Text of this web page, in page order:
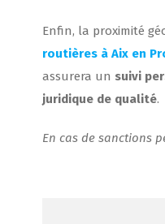
Enfin, la proximité
routières à Aix en
assurera un suivi
juridique de qualité.
En cas de sanctions